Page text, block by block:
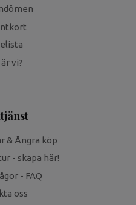
vi?
& Ångra köp
- skapa här!
- FAQ
oss